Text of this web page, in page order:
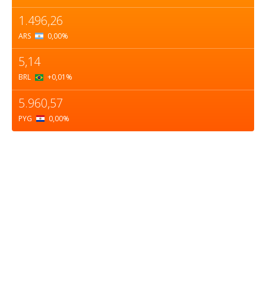
1.496,26
ARS 0,00%
5,14
BRL +0,01 %
5.960,57
PYG 0,00%